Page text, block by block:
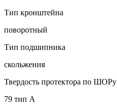
Тип кронштейна
поворотный
Тип подшипника
скольжения
Твердость протектора по ШОРу
79 тип А